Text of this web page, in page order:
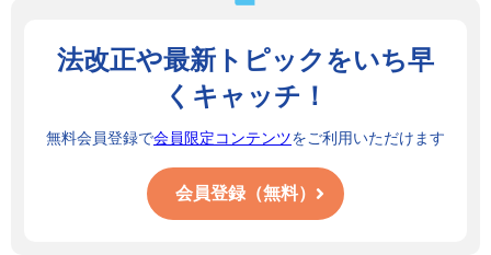
法改正や最新トピックをいち早
くキャッチ！
無料会員登録で会員限定コンテンツをご利用いただけます
会員登録（無料）